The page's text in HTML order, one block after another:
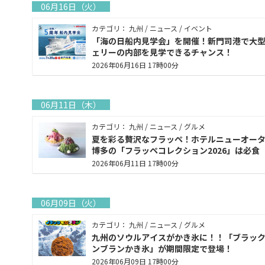
06月16日（火）
カテゴリ： 九州 / ニュース / イベント
「海の日船内見学会」を開催！新門司港で大
ェリーの内部を見学できるチャンス！
2026年06月16日 17時00分
06月11日（木）
カテゴリ： 九州 / ニュース / グルメ
夏を彩る贅沢なフラッペ！ホテルニューオー
博多の「フラッペコレクション2026」は必食
2026年06月11日 17時00分
06月09日（火）
カテゴリ： 九州 / ニュース / グルメ
九州のソウルアイスがかき氷に！！「ブラッ
ンブランかき氷」が期間限定で登場！
2026年06月09日 17時00分